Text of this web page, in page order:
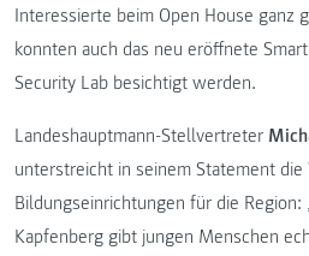
Interessierte beim Open House ganz
konnten auch das neu eröffnete
Security Lab besichtigt werden.
Landeshauptmann-Stellvertreter
unterstreicht in seinem Statement
Bildungseinrichtungen für die Region:
Kapfenberg gibt jungen Menschen